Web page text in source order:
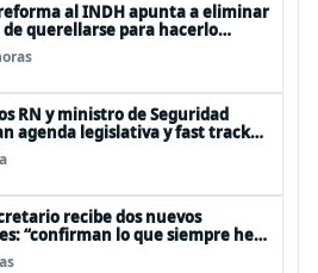
al INDH apunta a eliminar
querellarse para hacerlo
RN y ministro de Seguridad
agenda legislativa y fast track
recibe dos nuevos
“confirman lo que siempre he
no consumo droga”